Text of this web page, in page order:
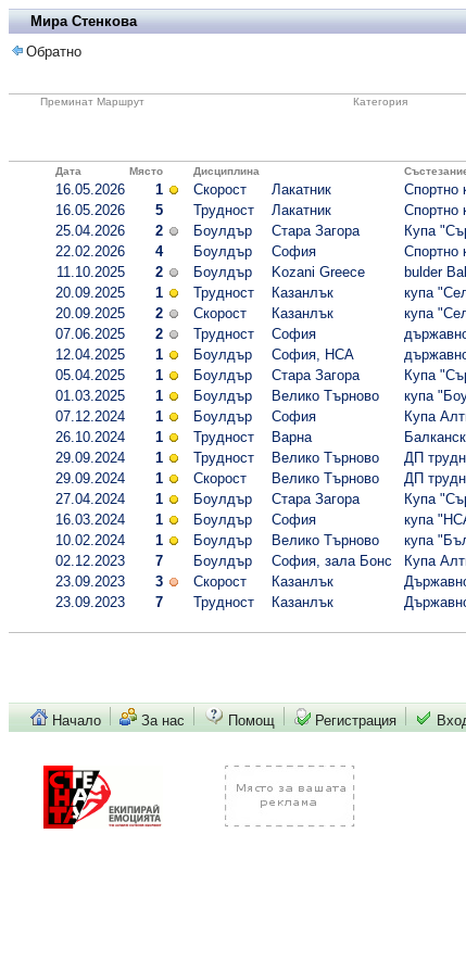
Мира Стенкова
Обратно
Преминат Маршрут Категория
Дата Място Дисциплина
16.05.2026 1 Скорост Лакатник
Спортно
16.05.2026
5 Трудност Лакатник
Спортно
25.04.2026
2 Боулдър Стара Загора
Купа
22.02.2026
4 Боулдър София
Спортно
11.10.2025
2 Боулдър Kozani Greece
bulder
20.09.2025
1 Трудност Казанлък
купа
20.09.2025
2 Скорост Казанлък
купа
07.06.2025
2 Трудност София
12.04.2025
1 Боулдър София, НСА
05.04.2025
1 Боулдър Стара Загора
Купа
01.03.2025
1 Боулдър Велико Търново
купа
07.12.2024
1 Боулдър София
Купа
26.10.2024
1 Трудност Варна
29.09.2024
1 Трудност Велико Търново
ДП
29.09.2024
1 Скорост Велико Търново
ДП
27.04.2024
1 Боулдър Стара Загора
Купа
16.03.2024
1 Боулдър София
купа
10.02.2024
1 Боулдър Велико Търново
купа
02.12.2023
7 Боулдър София, зала Бонс
Купа
23.09.2023
3 Скорост Казанлък
23.09.2023
7 Трудност Казанлък
Начало За нас Помощ Регистрация